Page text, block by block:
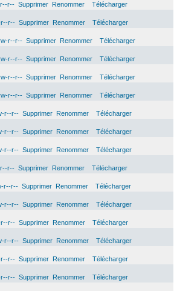
r-- Supprimer Renommer
Télécharger
r-- Supprimer Renommer
Télécharger
r--r-- Supprimer Renommer
Télécharger
r--r-- Supprimer Renommer
Télécharger
r--r-- Supprimer Renommer
Télécharger
r--r-- Supprimer Renommer
Télécharger
r--r-- Supprimer Renommer
Télécharger
r--r-- Supprimer Renommer
Télécharger
r--r-- Supprimer Renommer
Télécharger
r-- Supprimer Renommer
Télécharger
r--r-- Supprimer Renommer
Télécharger
r--r-- Supprimer Renommer
Télécharger
r-- Supprimer Renommer
Télécharger
r--r-- Supprimer Renommer
Télécharger
r-- Supprimer Renommer
Télécharger
r-- Supprimer Renommer
Télécharger